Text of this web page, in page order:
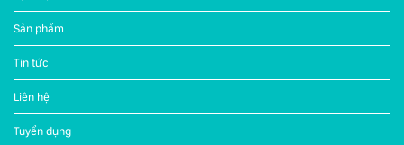
Sản phẩm
Tin tức
Liên hệ
Tuyển dụng